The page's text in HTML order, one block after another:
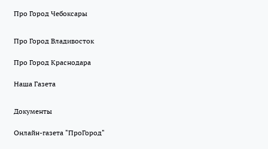
Про Город Чебоксары
Про Город Владивосток
Про Город Краснодара
Наша Газета
Документы
Онлайн-газета "ПроГород"